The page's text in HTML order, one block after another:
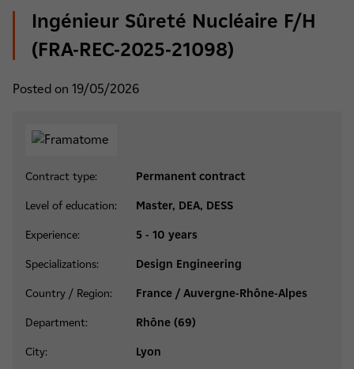
Ingénieur Sûreté Nucléaire F/H
(FRA-REC-2025-21098)
Posted on 19/05/2026
Contract type: Permanent contract
Level of education: Master, DEA, DESS
Experience: 5 - 10 years
Specializations: Design Engineering
Country / Region: France / Auvergne-Rhône-Alpes
Department: Rhône (69)
City: Lyon